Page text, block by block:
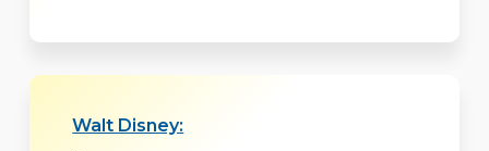
Walt Disney: